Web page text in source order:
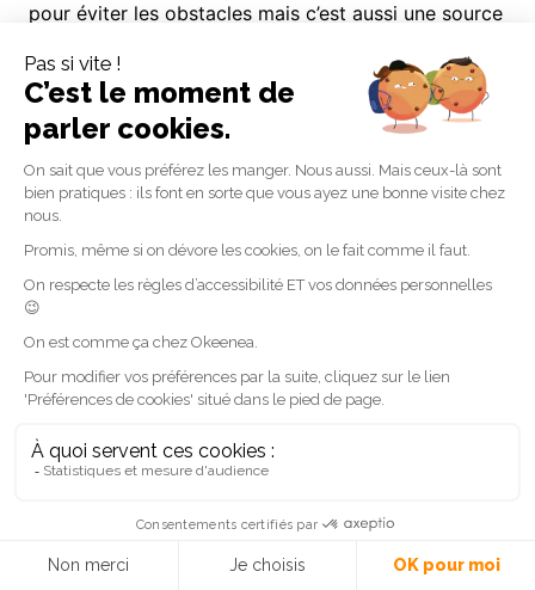
pour éviter les obstacles mais c’est aussi une source
mur, une jardinière, un poteau, une barrière… Le
chien guide, lui, évite tous les obstacles et ça c’est
génial ! Mais il est vrai qu’au début, c’était un peu
perturbant de ne pas retrouver ses repères
habituels. Et puis, ce qui est vraiment agréable avec
un chien, c’est qu’on peut s’abandonner à marcher
beaucoup plus vite. Et, à cause de la vitesse, il
arrive qu’on perde un peu la notion de distance.
J’avoue qu’au début de notre vie commune, il est
plusieurs fois arrivé que mon chien m’emmène bien
malgré moi là où il avait décidé d’aller lui, voir un
copain par exemple ou la boulangère qui était un
peu trop gentille avec lui. Ces petits inconvénients
se font évidemment bien vite oublier. Ne plus avoir à
les trottoirs de nos villes, ne plus passer son temps